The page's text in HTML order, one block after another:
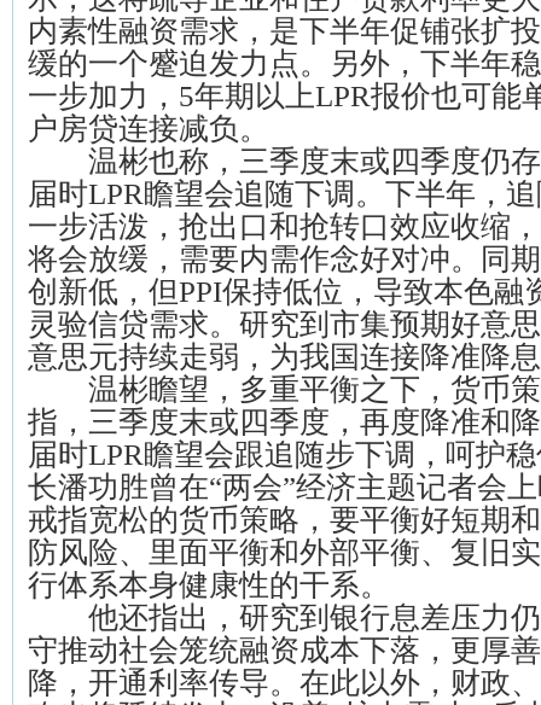
内素性融资需求，是下半年促铺张扩
缓的一个蹙迫发力点。另外，下半年
一步加力，5年期以上LPR报价也可能
户房贷连接减负。
温彬也称，三季度末或四季度仍存
届时LPR瞻望会追随下调。下半年，
一步活泼，抢出口和抢转口效应收缩
将会放缓，需要内需作念好对冲。同
创新低，但PPI保持低位，导致本色融
灵验信贷需求。研究到市集预期好意
意思元持续走弱，为我国连接降准降
温彬瞻望，多重平衡之下，货币策
指，三季度末或四季度，再度降准和
届时LPR瞻望会跟追随步下调，呵护
长潘功胜曾在“两会”经济主题记者会
戒指宽松的货币策略，要平衡好短期
防风险、里面平衡和外部平衡、复旧
行体系本身健康性的干系。
他还指出，研究到银行息差压力仍
守推动社会笼统融资成本下落，更厚
降，开通利率传导。在此以外，财政